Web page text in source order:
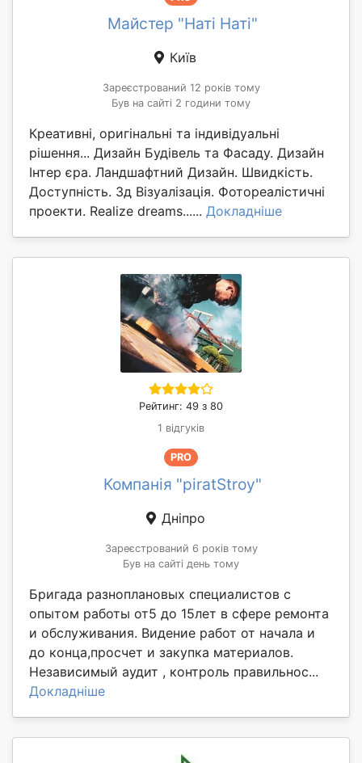
Майстер "Наті Наті"
Київ
Зареєстрований 12 років тому
Був на сайті 2 години тому
Креативні, оригінальні та індивідуальні
рішення... Дизайн Будівель та Фасаду. Дизайн
Інтер єра. Ландшафтний Дизайн. Швидкість.
Доступність. 3д Візуалізація. Фотореалістичні
проекти. Realize dreams...... Докладніше
Рейтинг: 49 з 80
1 відгуків
PRO
Компанія "piratStroy"
Дніпро
Зареєстрований 6 років тому
Був на сайті день тому
Бригада разноплановых специалистов с
опытом работы от5 до 15лет в сфере ремонта
и обслуживания. Видение работ от начала и
до конца,просчет и закупка материалов.
Независимый аудит , контроль правильнос...
Докладніше